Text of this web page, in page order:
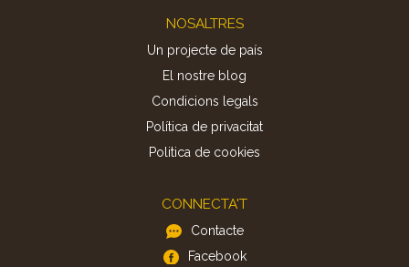
NOSALTRES
Un projecte de país
El nostre blog
Condicions legals
Política de privacitat
Politica de cookies
CONNECTA'T
Contacte
Facebook